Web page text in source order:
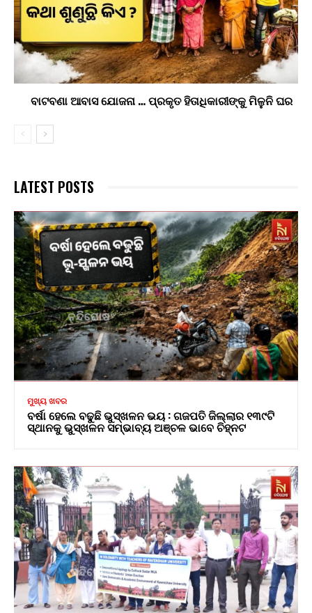
ବାଟବଣା ଆବାସ ଯୋଜନା … ପ୍ରକୃତ ହିତାଧିକାରୀଙ୍କୁ ମିଳୁନି ଘର
LATEST POSTS
ମୁଖ୍ୟ ଖବର
ବର୍ଷା ହେଲେ ବଢୁଛି ଭୁସ୍ଖଳନ ଭୟ : ଗଜପତି ଜିଲ୍ଲାର ୧୩୯ଟି
ସ୍ଥାନକୁ ଭୁସ୍ଖଳନ ସମ୍ଭାବ୍ୟ ଅଞ୍ଚଳ ଭାବେ ଚିହ୍ନଟ